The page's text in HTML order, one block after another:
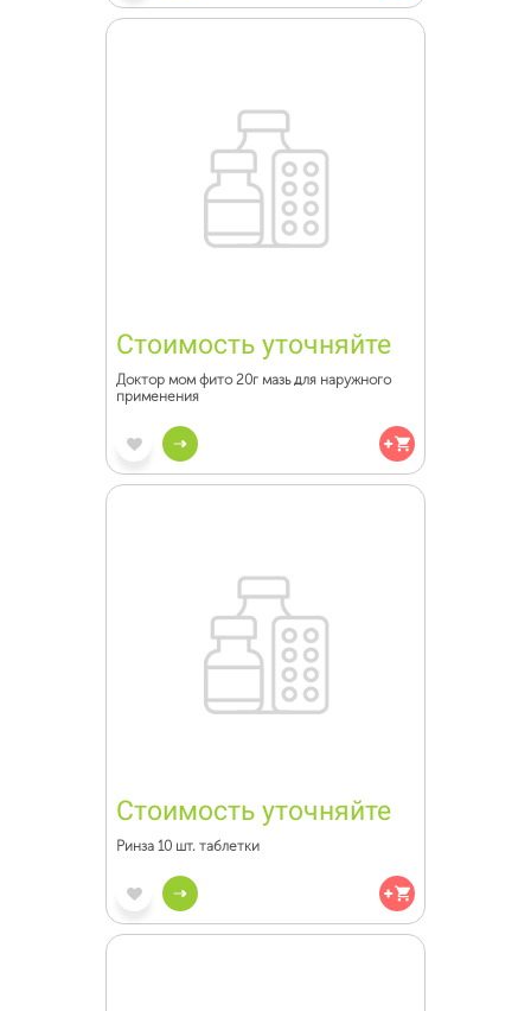
Стоимость уточняйте
Доктор мом фито 20г мазь для наружного
применения
Стоимость уточняйте
Ринза 10 шт. таблетки